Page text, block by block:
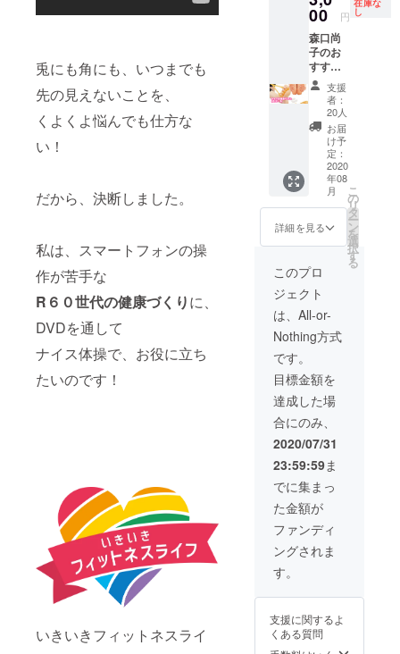
兎にも角にも、いつまでも
先の見えないことを、
くよくよ悩んでも仕方な
い！
だから、決断しました。
私は、スマートフォンの操
作が苦手な
R６０世代の健康づくりに、
DVDを通して
ナイス体操で、お役に立ち
たいのです！
いきいきフィットネスライ
2020年
9月から
12月の
予定。
に、御
ゴマー
クを掲
載致し
ます。
※プロ
ジェク
ト終了
後、１
週間以
内にロ
ゴマー
クの
データ
をメー
ださ
考欄
に、担
当者様
のお名
業ホー
ムペー
ジURL
載をお
願い致
す。 ※
森口尚
メッ
セージ
ちらで
ただき
ます。
※プロ
ジェク
ルの体
操を、
社内の
朝礼で
行なっ
ていた
だいた
り、社
内外の
広報に
活用い
ただい
たりで
きま
す。 ※
プロ
後、コ
ト相談
の日程
させて
体操に
出演す
る事は
可能で
すが、
集や音
楽
（BGM
作成）
などは
行えま
せんの
さい。
※備考欄
に、御
社の
まま体
を動か
しなが
ら「ナ
イスな
健康づ
くり」
を精一
杯お伝
えいた
しま
す。 ※
交通費
は別途
いただ
きま
ジュー
コロナ
禍の影
えて
降でお
願い致
しま
す。 ※
研修会
に付き
まして
は、
メール
にてや
りとり
をお願
※ソー
シャル
ディス
タンス
00 円
在庫な
し
森口尚
子のお
すすめ
健康
グッズ
【ルピ
エー
ル】
（足ス
トレッ
チュー
ブと足
リラッ
クス
のセッ
ト） を
お届け
いたし
ます。
※オレン
色のど
ちらか
をお届
け致し
ます。
色の指
定はで
きませ
んの
で、ご
了承く
ださ
い。
支援
者：
20人
お届
け予
定：
2020
年08
月
詳細を見る
こ
の
リ
タ
ー
ン
を
選
択
す
る
このプロ
ジェクト
は、All-or-
Nothing方式
です。
目標金額を
達成した場
合にのみ、
2020/07/31
23:59:59ま
でに集まっ
た金額が
ファンディ
ングされま
す。
支援に関するよ
くある質問